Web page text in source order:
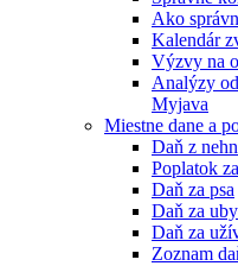
Ako
Kalendár
Výzvy na
Analýzy
Myjava
Miestne dane a
Daň z
Poplatok
Daň za psa
Daň za
Daň za
Zoznam